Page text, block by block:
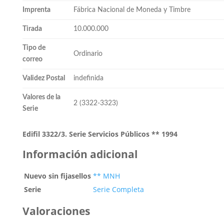
Imprenta Fábrica Nacional de Moneda y Timbre
Tirada 10.000.000
Tipo de
correo
Ordinario
Validez Postal indefinida
Valores de la
Serie
2 (3322-3323)
Edifil 3322/3. Serie Servicios Públicos ** 1994
Información adicional
Nuevo sin fijasellos ** MNH
Serie
Serie Completa
Valoraciones